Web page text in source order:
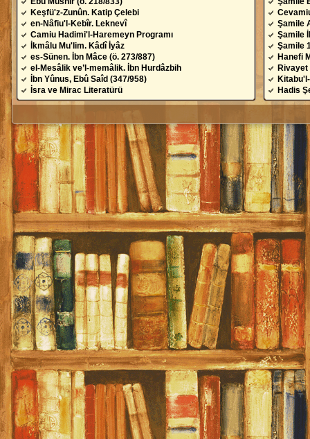
Keşfü'z-Zunûn. Katip Çelebi
en-Nâfiu'l-Kebîr. Leknevî
Camiu Hadimi'l-Haremeyn Programı
İkmâlu Mu'lim. Kâdî İyâz
es-Sünen. İbn Mâce (ö. 273/887)
el-Mesâlik ve’l-memâlik. İbn Hurdâzbih
İbn Yûnus, Ebû Saîd (347/958)
İsra ve Mirac Literatürü
Şamile
Şamile
Şamile
Hanefi
Hadis